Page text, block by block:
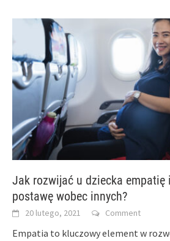
Jak rozwijać u dziecka empatię
postawę wobec innych?
20 lutego, 2021 Comment
Empatia to kluczowy element w